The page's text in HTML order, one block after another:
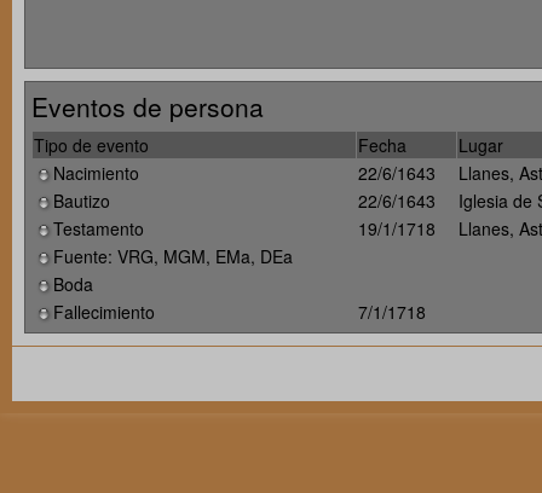
Eventos de persona
Tipo de evento Fecha
Lugar
Nacimiento
22/6/1643
Llanes,
Bautizo
22/6/1643
Iglesia de
Testamento
19/1/1718
Llanes,
Fuente: VRG, MGM, EMa, DEa
Boda
Fallecimiento
7/1/1718